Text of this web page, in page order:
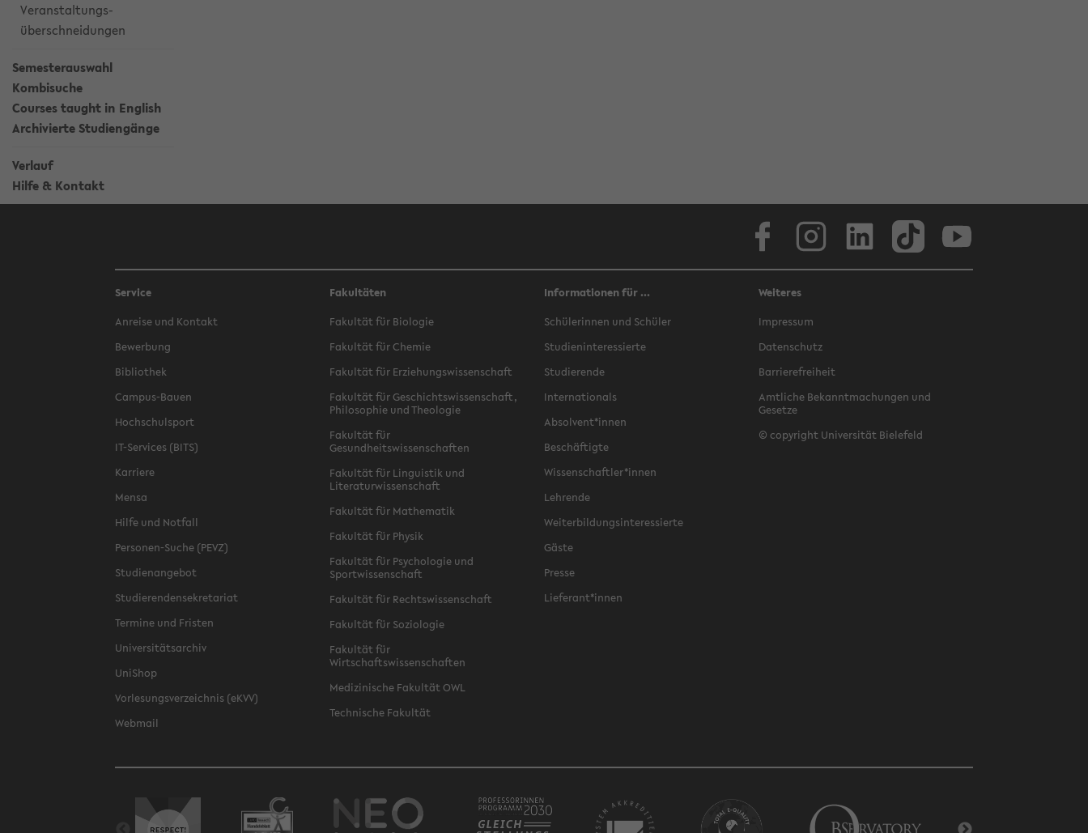
Veranstaltungs-
überschneidungen
Semesterauswahl
Kombisuche
Courses taught in English
Archivierte Studiengänge
Verlauf
Hilfe & Kontakt
Service
Anreise und Kontakt
Bewerbung
Bibliothek
Campus-Bauen
Hochschulsport
IT-Services (BITS)
Karriere
Mensa
Hilfe und Notfall
Personen-Suche (PEVZ)
Studienangebot
Studierendensekretariat
Termine und Fristen
Universitätsarchiv
UniShop
Vorlesungsverzeichnis (eKVV)
Webmail
Fakultäten
Fakultät für Biologie
Fakultät für Chemie
Fakultät für Erziehungswissenschaft
Fakultät für Geschichtswissenschaft,
Philosophie und Theologie
Fakultät für
Gesundheitswissenschaften
Fakultät für Linguistik und
Literaturwissenschaft
Fakultät für Mathematik
Fakultät für Physik
Fakultät für Psychologie und
Sportwissenschaft
Fakultät für Rechtswissenschaft
Fakultät für Soziologie
Fakultät für
Wirtschaftswissenschaften
Medizinische Fakultät OWL
Technische Fakultät
Informationen für ...
Schülerinnen und Schüler
Studieninteressierte
Studierende
Internationals
Absolvent*innen
Beschäftigte
Wissenschaftler*innen
Lehrende
Weiterbildungsinteressierte
Gäste
Presse
Lieferant*innen
Weiteres
Impressum
Datenschutz
Barrierefreiheit
Amtliche Bekanntmachungen und
Gesetze
© copyright Universität Bielefeld